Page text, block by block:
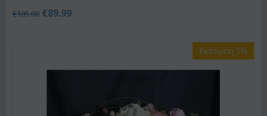
€105.00 €89.99
Έκπτωση 5%